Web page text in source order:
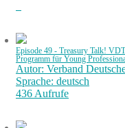
Episode 49 - Treasury Talk!
Programm für Young
Autor: Verband
Sprache: deutsch
436 Aufrufe